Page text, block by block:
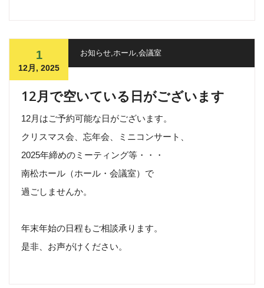
1
12月, 2025
お知らせ,ホール,会議室
12月で空いている日がございます
12月はご予約可能な日がございます。
クリスマス会、忘年会、ミニコンサート、
2025年締めのミーティング等・・・
南松ホール（ホール・会議室）で
過ごしませんか。
年末年始の日程もご相談承ります。
是非、お声がけください。